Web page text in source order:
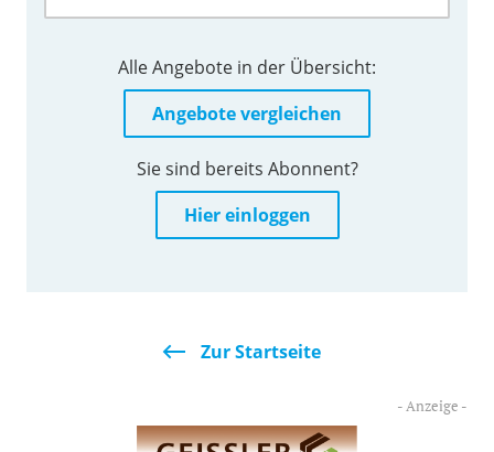
Alle Angebote in der Übersicht:
Angebote vergleichen
Sie sind bereits Abonnent?
Hier einloggen
Zur Startseite